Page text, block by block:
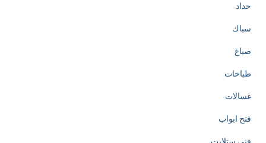
حداد
سباك
صباغ
طباخات
غسالات
فتح ابواب
فني ستلايت